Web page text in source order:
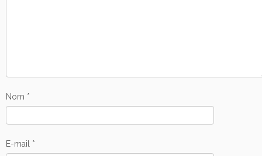
Nom *
E-mail *